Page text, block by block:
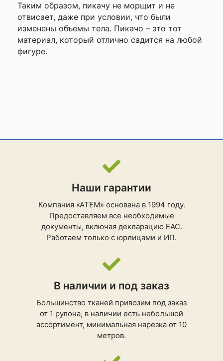
Таким образом, пикачу не морщит и не
отвисает, даже при условии, что были
изменены объемы тела. Пикачо – это тот
материал, который отлично садится на любой
фигуре.
Наши гарантии
Компания «АТЕМ» основана в 1994 году.
Предоставляем все необходимые
документы, включая декларацию ЕАС.
Работаем только с юрлицами и ИП.
В наличии и под заказ
Большинство тканей привозим под заказ
от 1 рулона, в наличии есть небольшой
ассортимент, минимальная нарезка от 10
метров.